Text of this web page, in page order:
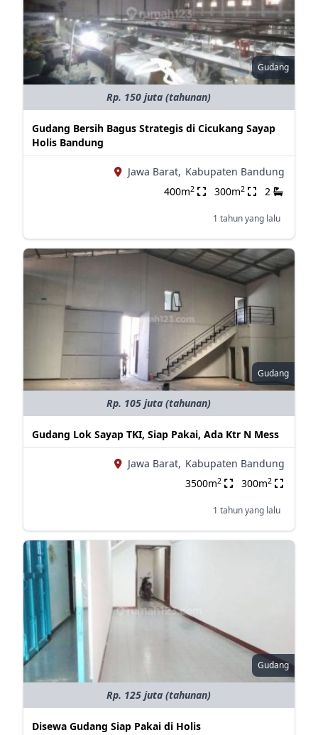
Gudang
Rp. 150 juta (tahunan)
Gudang Bersih Bagus Strategis di Cicukang Sayap
Holis Bandung
Jawa Barat, Kabupaten Bandung
400m2 300m2 2
1 tahun yang lalu
Gudang
Rp. 105 juta (tahunan)
Gudang Lok Sayap TKI, Siap Pakai, Ada Ktr N Mess
Jawa Barat, Kabupaten Bandung
3500m2 300m2
1 tahun yang lalu
Gudang
Rp. 125 juta (tahunan)
Disewa Gudang Siap Pakai di Holis